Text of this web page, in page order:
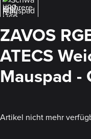
ZAVOS
ATECS
Mauspad -
Artikel nicht mehr